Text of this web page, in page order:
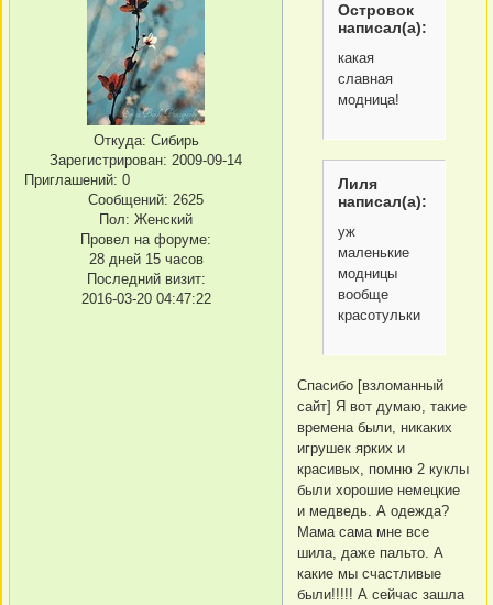
Откуда: Сибирь
Зарегистрирован: 2009-09-14
Приглашений: 0
Сообщений: 2625
Пол: Женский
Провел на форуме:
28 дней 15 часов
Последний визит:
2016-03-20 04:47:22
Островок
написал(а):
какая
славная
модница!
Лиля
написал(а):
уж
маленькие
модницы
вообще
красотульки
Спасибо [взломанный
сайт] Я вот думаю, такие
времена были, никаких
игрушек ярких и
красивых, помню 2 куклы
были хорошие немецкие
и медведь. А одежда?
Мама сама мне все
шила, даже пальто. А
какие мы счастливые
были!!!!! А сейчас зашла